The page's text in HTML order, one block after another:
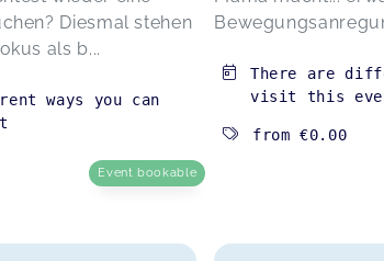
Ann-Kathrin,
am Vormittag
Diesmal stehen
als b...
ways you can
Event bookable
There are
visit this
from€0.00